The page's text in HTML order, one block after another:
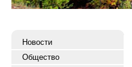
Новости
Общество